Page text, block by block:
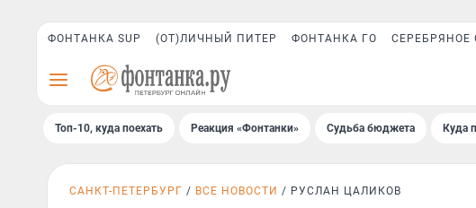
ФОНТАНКА SUP (ОТ)ЛИЧНЫЙ ПИТЕР ФОНТАНКА ГО СЕРЕБРЯНОЕ
Топ-10, куда поехать Реакция «Фонтанки» Судьба бюджета Куда
САНКТ-ПЕТЕРБУРГ ВСЕ НОВОСТИ РУСЛАН ЦАЛИКОВ